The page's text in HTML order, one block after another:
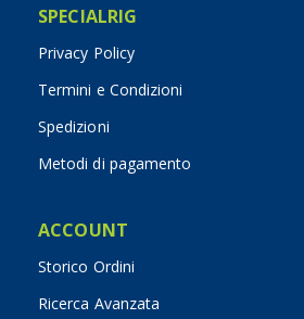
SPECIALRIG
Privacy Policy
Termini e Condizioni
Spedizioni
Metodi di pagamento
ACCOUNT
Storico Ordini
Ricerca Avanzata